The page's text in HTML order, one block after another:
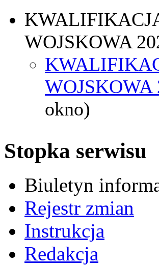
WOJSKOWA
WOJSKOWA
okno)
Stopka serwisu
Biuletyn
Rejestr zmian
Instrukcja
Redakcja